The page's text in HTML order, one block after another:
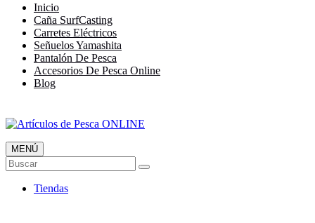
Inicio
Caña SurfCasting
Carretes Eléctricos
Señuelos Yamashita
Pantalón De Pesca
Accesorios De Pesca Online
Blog
Artículos de Pesca ONLINE
Envió 24/7!!!
MENÚ
Buscar
Tiendas